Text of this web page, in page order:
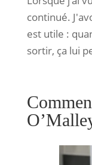
continué.
est utile :
sortir, ça lui